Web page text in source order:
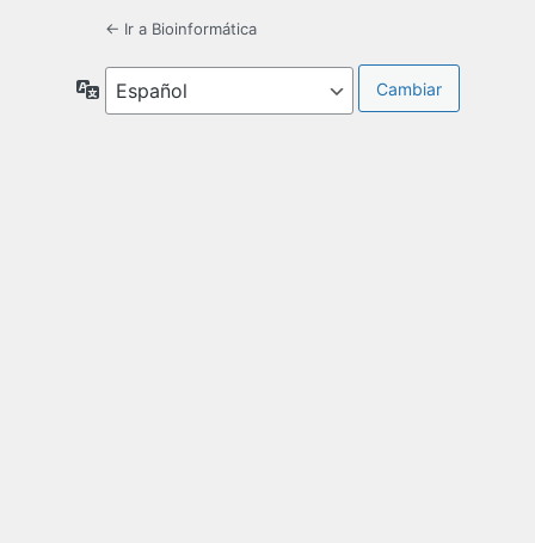
← Ir a Bioinformática
Idioma